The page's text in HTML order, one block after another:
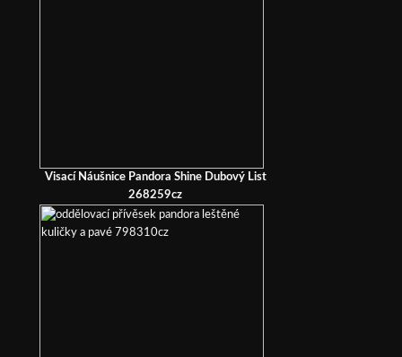
Visací Náušnice Pandora Shine Dubový List
268259cz